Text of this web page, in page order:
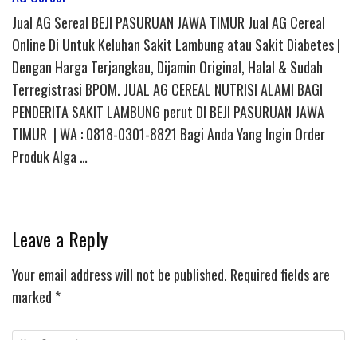
Jual AG Sereal BEJI PASURUAN JAWA TIMUR Jual AG Cereal
Online Di Untuk Keluhan Sakit Lambung atau Sakit Diabetes |
Dengan Harga Terjangkau, Dijamin Original, Halal & Sudah
Terregistrasi BPOM. JUAL AG CEREAL NUTRISI ALAMI BAGI
PENDERITA SAKIT LAMBUNG perut DI BEJI PASURUAN JAWA
TIMUR | WA : 0818-0301-8821 Bagi Anda Yang Ingin Order
Produk Alga …
Leave a Reply
Your email address will not be published. Required fields are
marked *